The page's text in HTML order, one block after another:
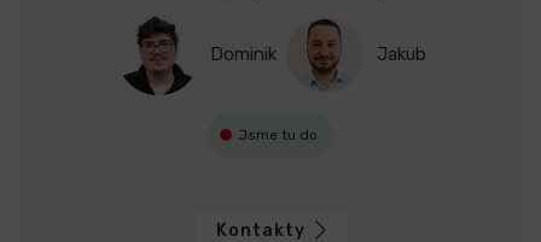
Dominik Jakub
Jsme tu do
Kontakty